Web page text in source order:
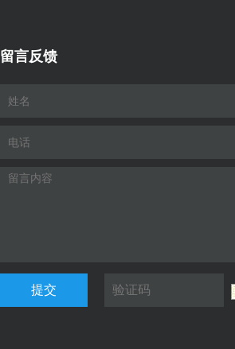
留言反馈
提交